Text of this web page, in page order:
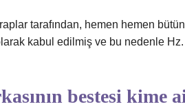
tarafından, hemen hemen
kabul edilmiş ve bu nedenle Hz.
bestesi kime